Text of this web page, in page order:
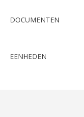
DOCUMENTEN
EENHEDEN